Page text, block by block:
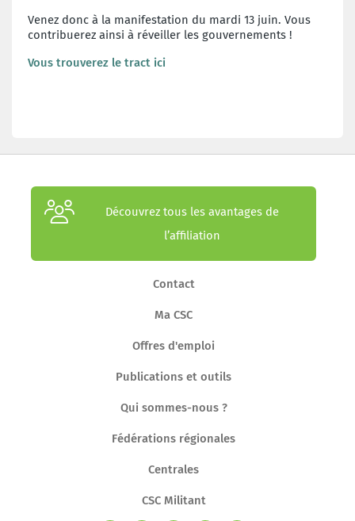
Venez donc à la manifestation du mardi 13 juin. Vous
contribuerez ainsi à réveiller les gouvernements !
Vous trouverez le tract ici
Découvrez tous les avantages de
l’affiliation
Contact
Ma CSC
Offres d'emploi
Publications et outils
Qui sommes-nous ?
Fédérations régionales
Centrales
CSC Militant